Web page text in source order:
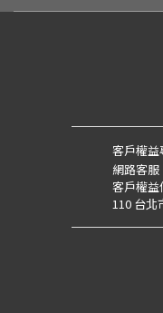
客戶權益
網路客服
客戶權益
110 台北